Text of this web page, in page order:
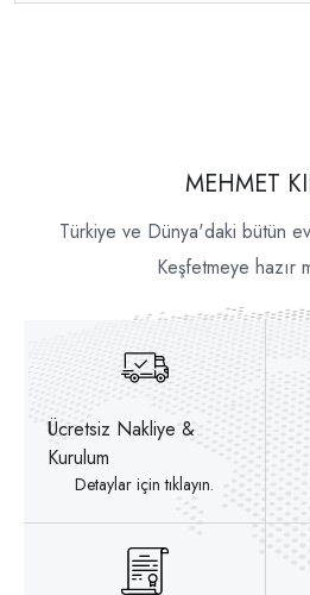
MEHMET
Türkiye ve Dünya'daki bütün
Keşfetmeye hazır
Ücretsiz Nakliye &
Kurulum
Detaylar için tıklayın.